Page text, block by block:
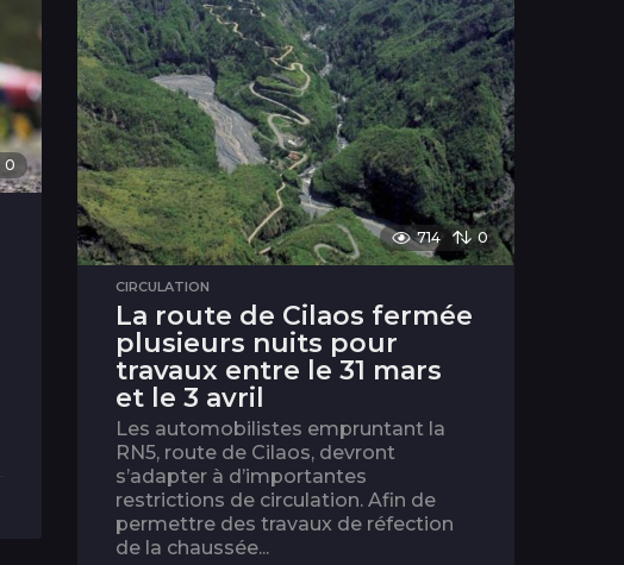
0
714 0
CIRCULATION
La route de Cilaos fermée
plusieurs nuits pour
travaux entre le 31 mars
et le 3 avril
Les automobilistes empruntant la
RN5, route de Cilaos, devront
s’adapter à d’importantes
restrictions de circulation. Afin de
permettre des travaux de réfection
de la chaussée...